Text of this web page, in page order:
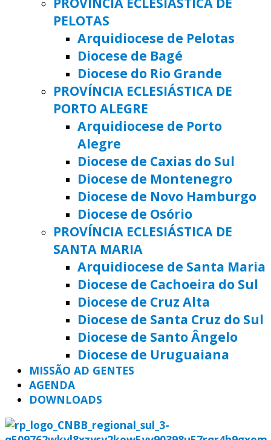
PELOTAS
Arquidiocese de Pelotas
Diocese de Bagé
Diocese do Rio Grande
PROVÍNCIA ECLESIÁSTICA DE
PORTO ALEGRE
Arquidiocese de Porto
Alegre
Diocese de Caxias do Sul
Diocese de Montenegro
Diocese de Novo Hamburgo
Diocese de Osório
PROVÍNCIA ECLESIÁSTICA DE
SANTA MARIA
Arquidiocese de Santa Maria
Diocese de Cachoeira do Sul
Diocese de Cruz Alta
Diocese de Santa Cruz do Sul
Diocese de Santo Ângelo
Diocese de Uruguaiana
MISSÃO AD GENTES
AGENDA
DOWNLOADS